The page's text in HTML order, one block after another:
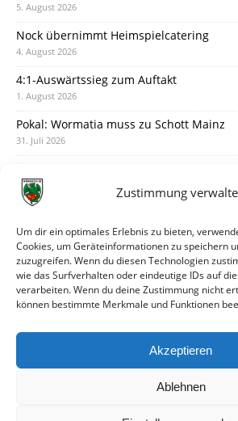
Zustimmung
Um dir ein optimales Erlebnis zu bieten,
Cookies, um Geräteinformationen zu speichern
zuzugreifen. Wenn du diesen Technologien
wie das Surfverhalten oder eindeutige IDs auf
verarbeiten. Wenn du deine Zustimmung nicht
können bestimmte Merkmale und Funktionen
Akzeptieren
Ablehnen
5. August 2026
Nock übernimmt Heimspielcatering
4. August 2026
4:1-Auswärtssieg zum Auftakt
1. August 2026
Pokal: Wormatia muss zu Schott Mainz
31. Juli 2026
30. Juli 2026
28. Juli 2026
Neuer Rückensponsor
28. Juli 2026
Neue Podcast-Folge: So tickt Björn!
Eindrücke vom Stadionfest
27. Juli 2026